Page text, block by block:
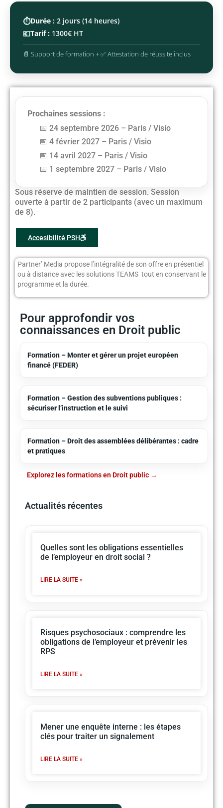
⏱️Durée : 2 jours (14 heures)
💶Tarif : 1300€ HT
📄 Support de formation + ✅ Attestation de réussite inclus
Pour approfondir vos
connaissances en Droit public
Formation – Monter et gérer un projet européen
financé (FEDER)
Formation – Gestion des subventions publiques :
sécuriser l’instruction et le suivi
Formation – Droit des assemblées délibérantes : cadre
et pratiques
Explorez les formations en Droit public
Actualités récentes
Quelles sont les obligations essentielles
de l’employeur en droit social ?
LIRE LA SUITE »
Risques psychosociaux : comprendre les
obligations de l’employeur et prévenir les
RPS
LIRE LA SUITE »
Mener une enquête interne : les étapes
clés pour traiter un signalement
LIRE LA SUITE »
Prochaines sessions :
24 septembre 2026 – Paris / Visio
4 février 2027 – Paris / Visio
14 avril 2027 – Paris / Visio
1 septembre 2027 – Paris / Visio
Sous réserve de maintien de session. Session
ouverte à partir de 2 participants (avec un maximum
de 8).
Accesibilité PSH
Partner’ Media propose l’intégralité de son offre en présentiel
ou à distance avec les solutions TEAMS tout en conservant le
programme et la durée.